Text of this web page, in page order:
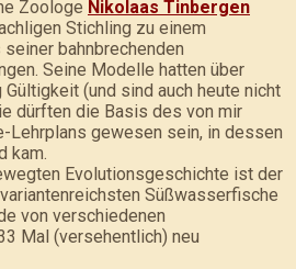
Zoologe Nikolaas Tinbergen
Stichling zu einem
bahnbrechenden
Seine Modelle hatten über
(und sind auch heute nicht
dürften die Basis des von mir
Lehrplans gewesen sein, in dessen
kam.
Evolutionsgeschichte ist der
Süßwasserfische
von verschiedenen
Mal (versehentlich) neu